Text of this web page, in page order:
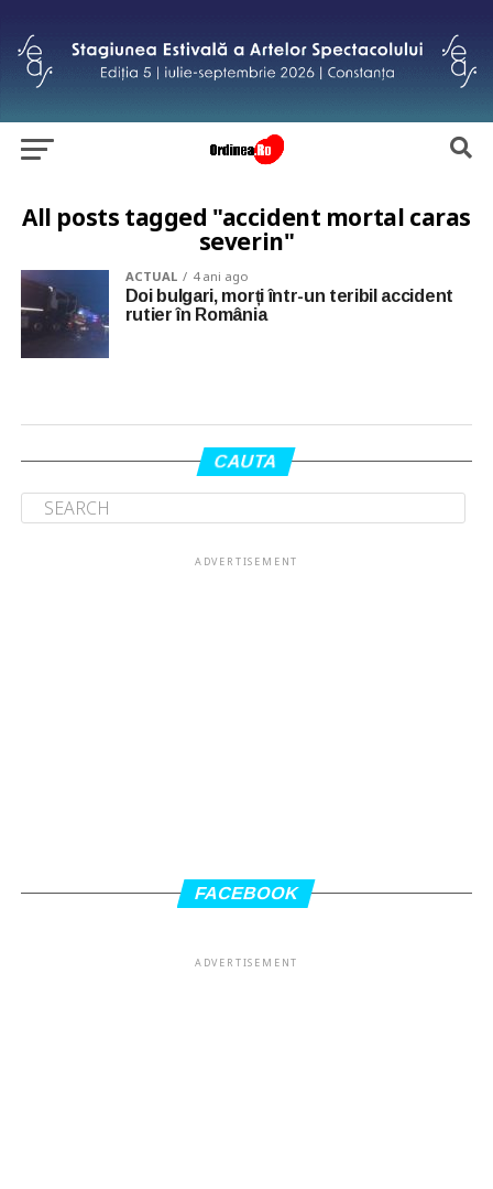
All posts tagged "accident mortal caras
severin"
ACTUAL 4 ani ago
Doi bulgari, morți într-un teribil accident
rutier în România
CAUTA
ADVERTISEMENT
FACEBOOK
ADVERTISEMENT